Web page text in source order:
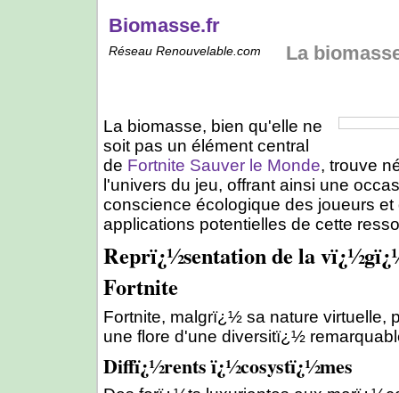
Biomasse.fr
Réseau Renouvelable.com La
La biomasse, bien qu'elle ne
soit pas un élément central
de Fortnite Sauver le Monde, trouve
l'univers du jeu, offrant ainsi une
conscience écologique des joueurs
applications potentielles de cette
Reprï¿½sentation de la
Fortnite
Fortnite, malgrï¿½ sa nature virtuelle,
une flore d'une diversitï¿½
Diffï¿½rents ï¿½cosystï¿½mes